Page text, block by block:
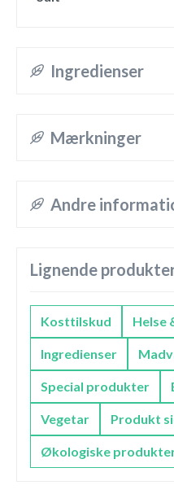
Ingredienser
Mærkninger
Andre
Lignende
Kosttilskud Helse
Ingredienser
Special produkter
Vegetar Produkt
Økologiske